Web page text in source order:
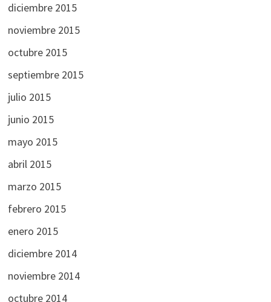
diciembre 2015
noviembre 2015
octubre 2015
septiembre 2015
julio 2015
junio 2015
mayo 2015
abril 2015
marzo 2015
febrero 2015
enero 2015
diciembre 2014
noviembre 2014
octubre 2014